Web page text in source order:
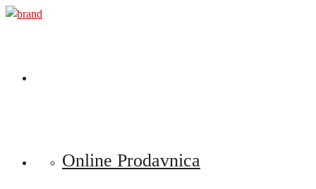
Preskoči
Online Prodavnica